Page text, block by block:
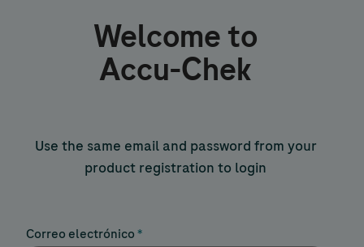
Welcome to
Accu-Chek
Use the same email and password from your
product registration to login
Correo electrónico